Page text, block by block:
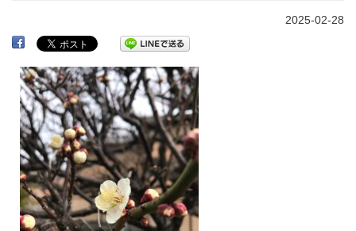
2025-02-28